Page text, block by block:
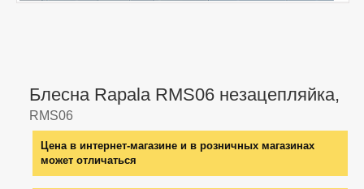
Блесна Rapala RMS06 незацепляйка,
RMS06
Цена в интернет-магазине и в розничных магазинах
может отличаться